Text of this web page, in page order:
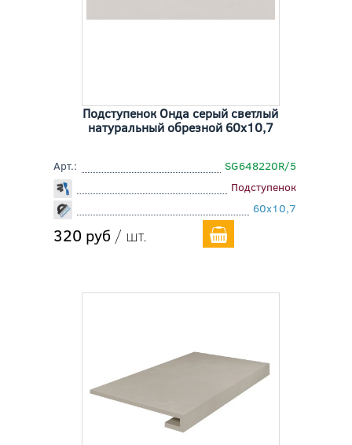
Подступенок Онда серый светлый
натуральный обрезной 60x10,7
Арт.:
SG648220R/5
Подступенок
60x10,7
320 руб / шт.